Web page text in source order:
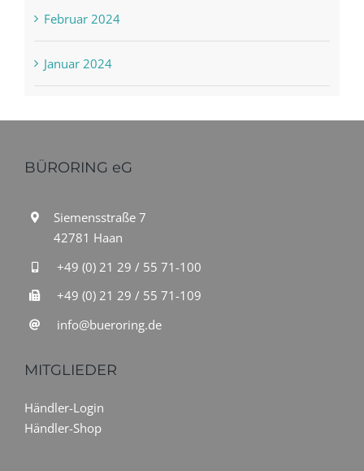
Februar 2024
Januar 2024
BÜRORING eG
Siemensstraße 7
42781 Haan
+49 (0) 21 29 / 55 71-100
+49 (0) 21 29 / 55 71-109
info@bueroring.de
MITGLIEDER
Händler-Login
Händler-Shop